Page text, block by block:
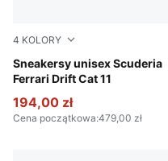
4 KOLORY
Sneakersy unisex Scuderia
Ferrari Drift Cat 11
PUMA Black-Speed Yellow
194,00 zł
Cena początkowa:479,00 zł